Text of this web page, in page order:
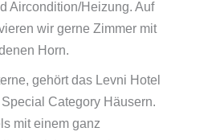
Aircondition/Heizung. Auf
wir gerne Zimmer mit
Horn.
gehört das Levni Hotel
Category Häusern.
mit einem ganz